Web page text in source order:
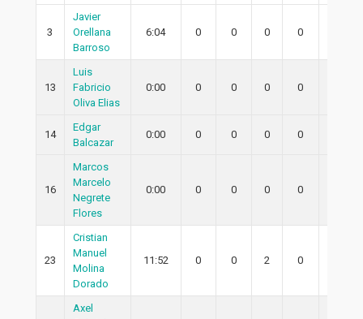
3
Javier
Orellana
Barroso
6:04 0 0 0 0
13
Luis
Fabricio
Oliva Elias
0:00 0 0 0 0
14
Edgar
Balcazar
0:00 0 0 0 0
16
Marcos
Marcelo
Negrete
Flores
0:00 0 0 0 0
23
Cristian
Manuel
Molina
Dorado
11:52 0 0 2 0
Axel